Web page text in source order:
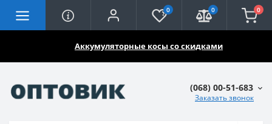
Аккумуляторные косы со скидками
0 0 0
(068) 00-51-683
Заказать звонок